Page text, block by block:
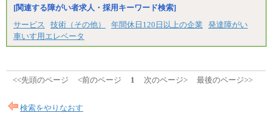
[関連する障がい者求人・採用キーワード検索]
サービス
技術（その他） 年間休日120日以上の企業
発達障がい
車いす用エレベータ
<<先頭のページ <前のページ 1 次のページ> 最後のページ>>
検索をやりなおす